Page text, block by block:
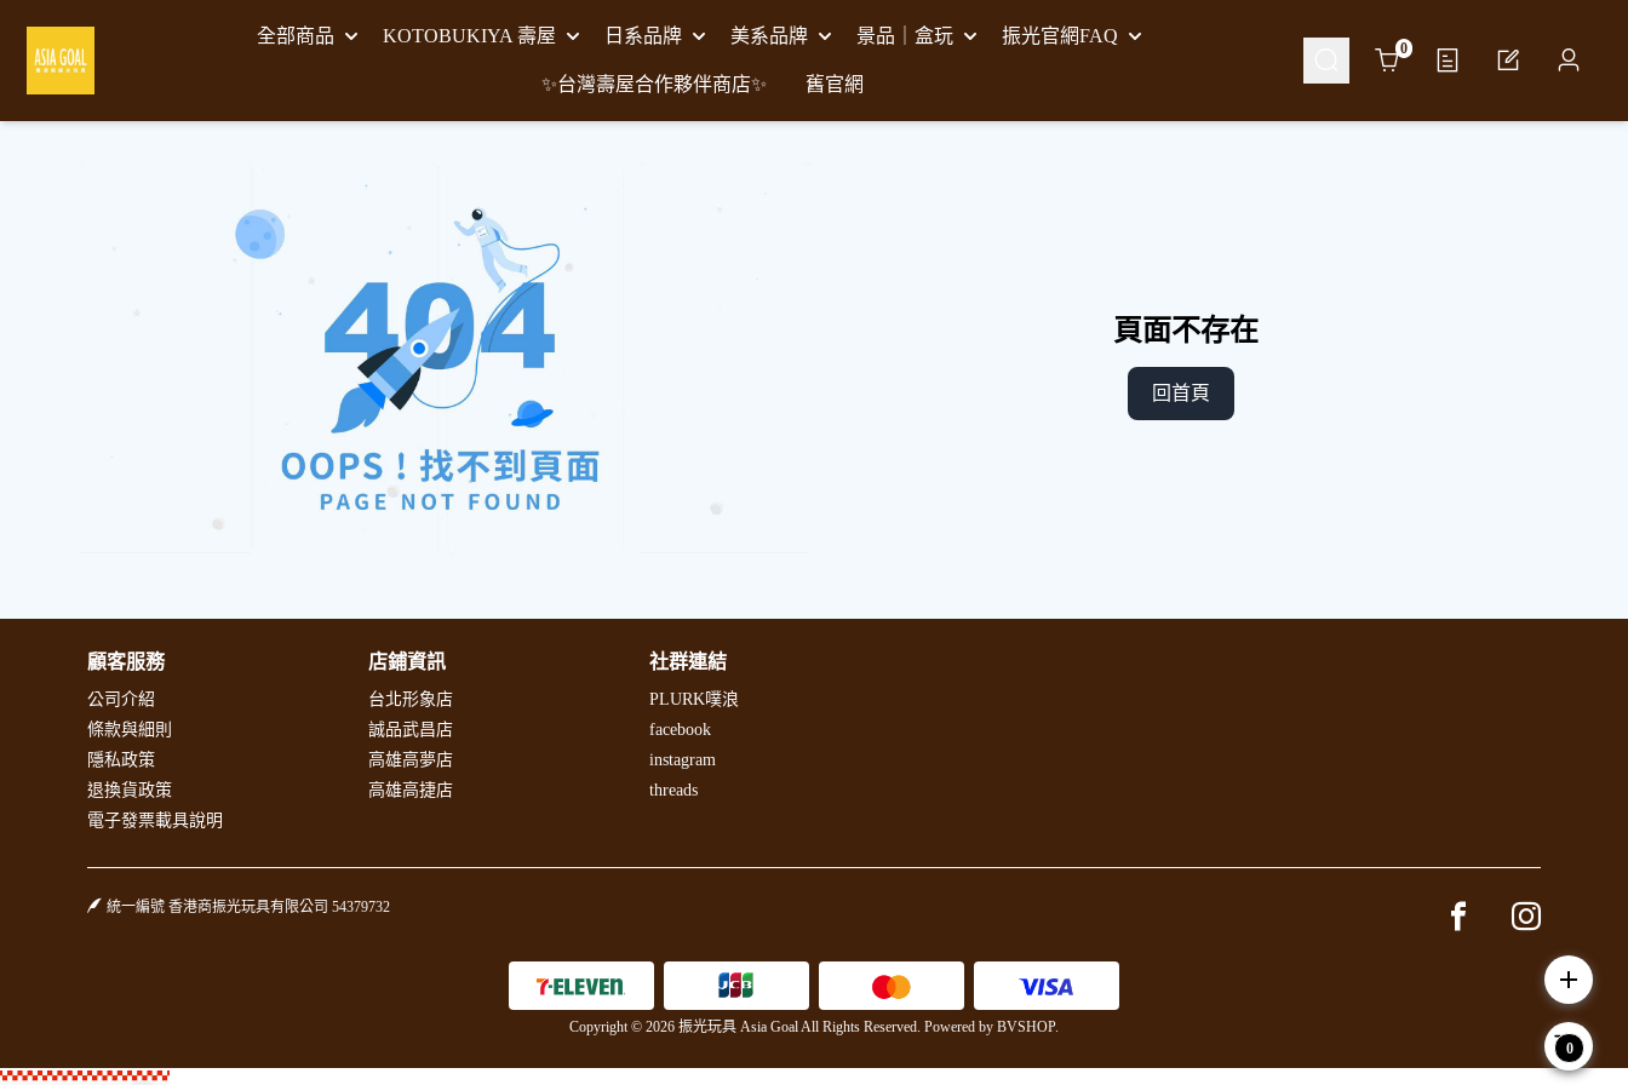
全部商品 KOTOBUKIYA 壽屋 日系品牌 美系品牌 景品｜盒玩 振光官網FAQ
✨台灣壽屋合作夥伴商店✨ 舊官網
Cart 0
頁面不存在
回首頁
顧客服務
公司介紹
條款與細則
隱私政策
退換貨政策
電子發票載具說明
店鋪資訊
台北形象店
誠品武昌店
高雄高夢店
高雄高捷店
社群連結
PLURK噗浪
facebook
instagram
threads
統一編號 香港商振光玩具有限公司 54379732 Facebook pageInstagram
Copyright © 2026 振光玩具 Asia Goal All Rights Reserved. Powered by BVSHOP.
add
0